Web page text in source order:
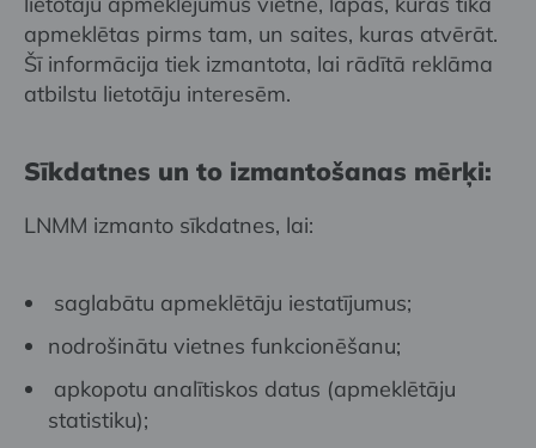
apmeklētas pirms tam, un saites, kuras atvērāt.
Šī informācija tiek izmantota, lai rādītā reklāma
atbilstu lietotāju interesēm.
Sīkdatnes un to izmantošanas mērķi:
LNMM izmanto sīkdatnes, lai:
saglabātu apmeklētāju iestatījumus;
nodrošinātu vietnes funkcionēšanu;
apkopotu analītiskos datus (apmeklētāju
statistiku);